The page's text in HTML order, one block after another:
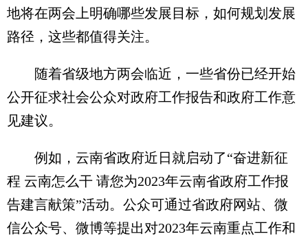
地将在两会上明确哪些发展目标，如何规划发展
路径，这些都值得关注。
随着省级地方两会临近，一些省份已经开始
公开征求社会公众对政府工作报告和政府工作意
见建议。
例如，云南省政府近日就启动了“奋进新征
程 云南怎么干 请您为2023年云南省政府工作报
告建言献策”活动。公众可通过省政府网站、微
信公众号、微博等提出对2023年云南重点工作和